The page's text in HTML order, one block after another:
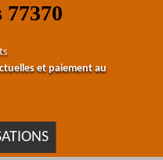
et paiement au